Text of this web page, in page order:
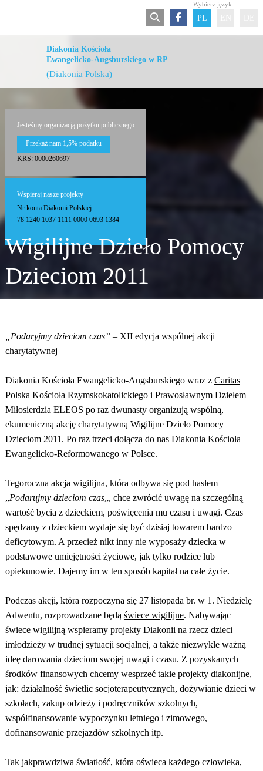
Wybierz język
PL
Diakonia Kościoła
Ewangelicko-Augsburskiego w RP
(Diakonia Polska)
Jesteśmy organizacją pożytku publicznego
Przekaż nam 1,5% podatku
KRS: 0000260697
Wspieraj nasze projekty
Nr konta Diakonii Polskiej:
78 1240 1037 1111 0000 0693 1384
Wigilijne Dzieło Pomocy
Dzieciom 2011
„Podaryjmy dzieciom czas” – XII edycja wspólnej akcji
charytatywnej
Diakonia Kościoła Ewangelicko-Augsburskiego wraz z Caritas
Polska Kościoła Rzymskokatolickiego i Prawosławnym Dziełem
Miłosierdzia ELEOS po raz dwunasty organizują wspólną,
ekumeniczną akcję charytatywną Wigilijne Dzieło Pomocy
Dzieciom 2011. Po raz trzeci dołącza do nas Diakonia Kościoła
Ewangelicko-Reformowanego w Polsce.
Tegoroczna akcja wigilijna, która odbywa się pod hasłem
„Podarujmy dzieciom czas„, chce zwrócić uwagę na szczególną
wartość bycia z dzieckiem, poświęcenia mu czasu i uwagi. Czas
spędzany z dzieckiem wydaje się być dzisiaj towarem bardzo
deficytowym. A przecież nikt inny nie wyposaży dziecka w
podstawowe umiejętności życiowe, jak tylko rodzice lub
opiekunowie. Dajemy im w ten sposób kapitał na całe życie.
Podczas akcji, która rozpoczyna się 27 listopada br. w 1. Niedzielę
Adwentu, rozprowadzane będą świece wigilijne. Nabywając
świece wigilijną wspieramy projekty Diakonii na rzecz dzieci
imłodzieży w trudnej sytuacji socjalnej, a także niezwykle ważną
ideę darowania dzieciom swojej uwagi i czasu. Z pozyskanych
środków finansowych chcemy wesprzeć takie projekty diakonijne,
jak: działalność świetlic socjoterapeutycznych, dożywianie dzieci w
szkołach, zakup odzieży i podręczników szkolnych,
współfinansowanie wypoczynku letniego i zimowego,
dofinansowanie przejazdów szkolnych itp.
Tak jakprawdziwa światłość, która oświeca każdego człowieka,